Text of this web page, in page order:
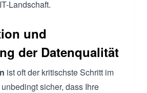
Landschaft.
und
der Datenqualität
ist oft der kritischste Schritt im
sicher, dass Ihre